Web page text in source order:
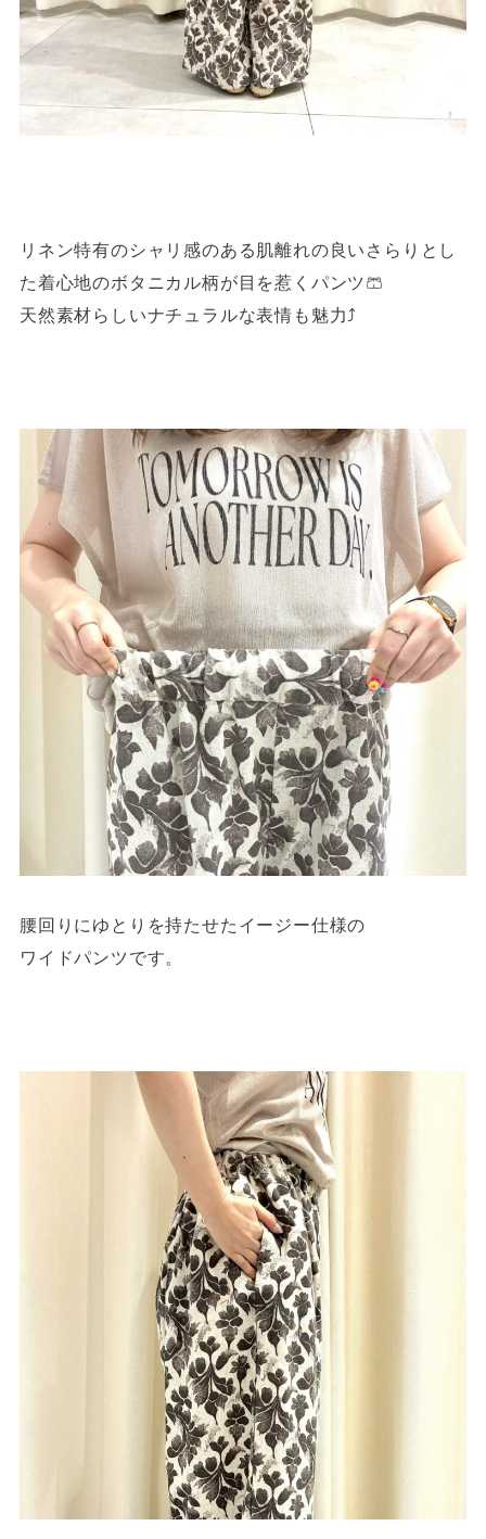
リネン特有のシャリ感のある肌離れの良いさらりとし
た着心地のボタニカル柄が目を惹くパンツ🩳
天然素材らしいナチュラルな表情も魅力⤴
腰回りにゆとりを持たせたイージー仕様の
ワイドパンツです。